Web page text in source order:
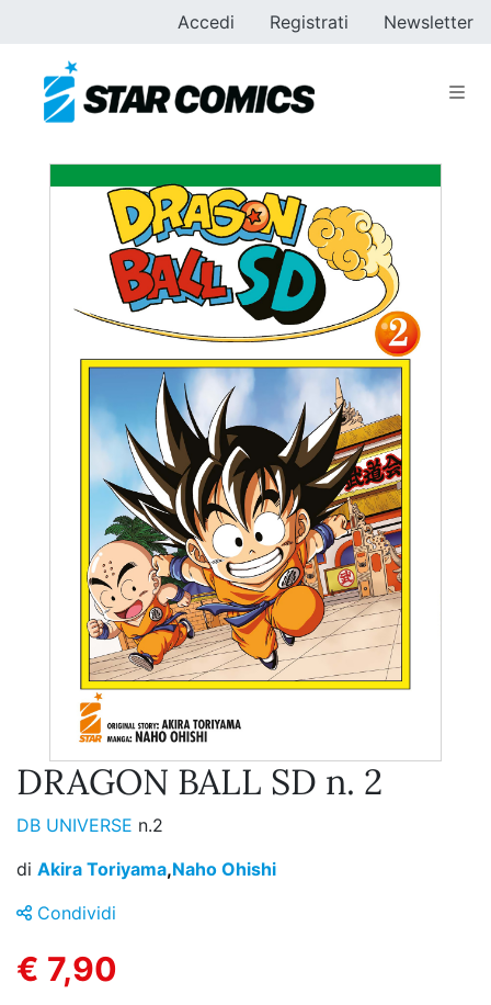
Accedi Registrati Newsletter
DRAGON BALL SD n. 2
DB UNIVERSE n.2
di Akira Toriyama,Naho Ohishi
Condividi
€ 7,90